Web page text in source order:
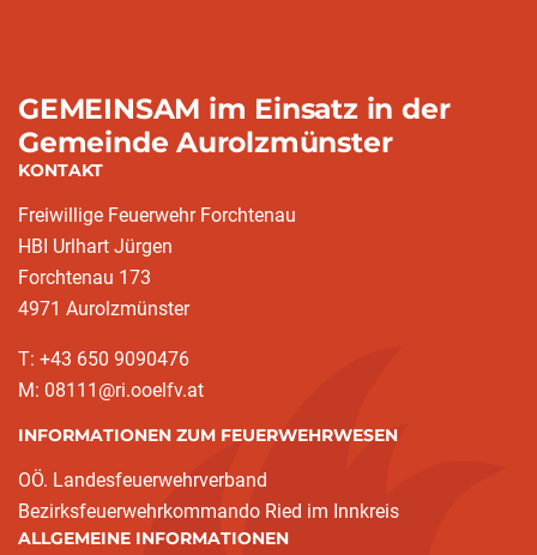
GEMEINSAM im Einsatz in der
Gemeinde Aurolzmünster
KONTAKT
Freiwillige Feuerwehr Forchtenau
HBI Urlhart Jürgen
Forchtenau 173
4971 Aurolzmünster
T: +43 650 9090476
M: 08111@ri.ooelfv.at
INFORMATIONEN ZUM FEUERWEHRWESEN
OÖ. Landesfeuerwehrverband
Bezirksfeuerwehrkommando Ried im Innkreis
ALLGEMEINE INFORMATIONEN